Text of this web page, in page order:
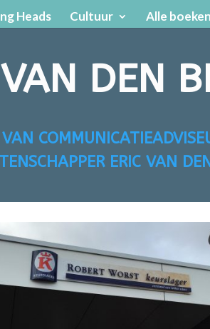
Heads Cultuur Alle boeken
DEN
ERIC VAN